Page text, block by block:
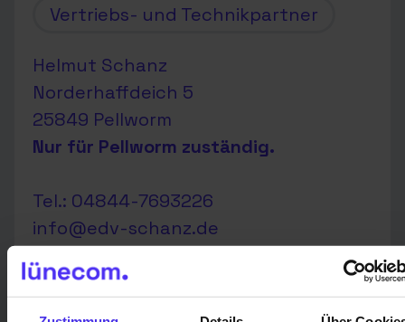
Vertriebs- und Technikpartner
Helmut Schanz
Norderhaffdeich 5
25849 Pellworm
Nur für Pellworm zuständig.
Tel.: 04844-7693226
info@edv-schanz.de